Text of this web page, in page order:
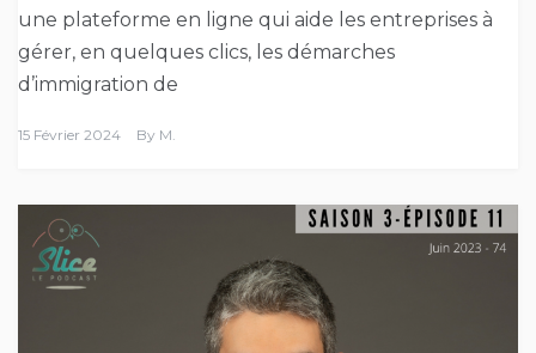
une plateforme en ligne qui aide les entreprises à
gérer, en quelques clics, les démarches
d’immigration de
15 Février 2024 By M.